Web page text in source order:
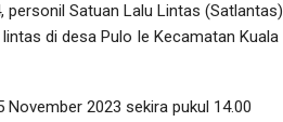
personil Satuan Lalu Lintas (Satlantas)
di desa Pulo Ie Kecamatan Kuala
2023 sekira pukul 14.00